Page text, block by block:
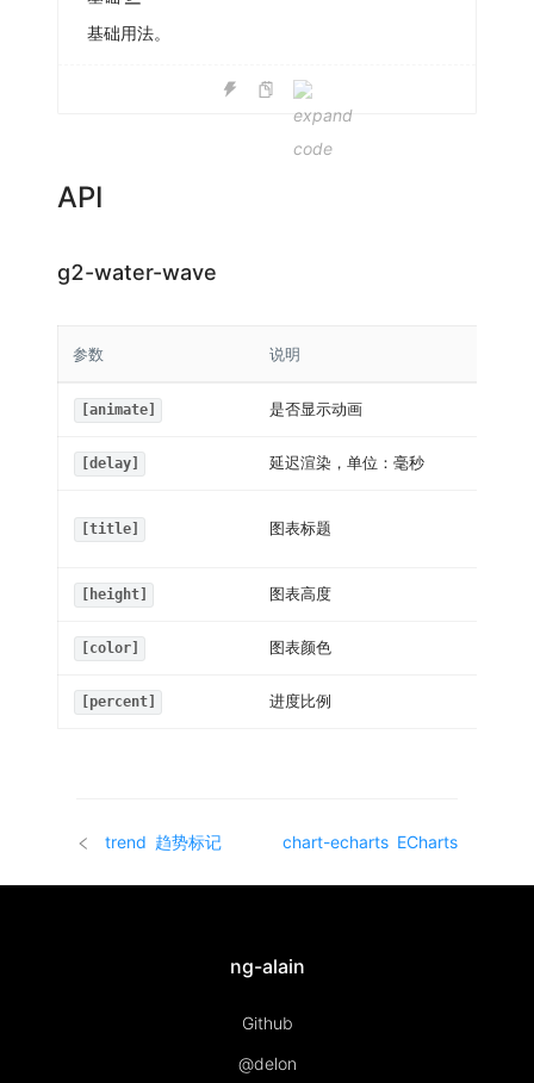
基础用法。
API
g2-water-wave
参数 说明
[animate] 是否显示动画
[delay] 延迟渲染，单位：毫秒
[title] 图表标题
[height] 图表高度
[color] 图表颜色
[percent] 进度比例
trend 趋势标记 chart-echarts ECharts
ng-alain
Github
@delon